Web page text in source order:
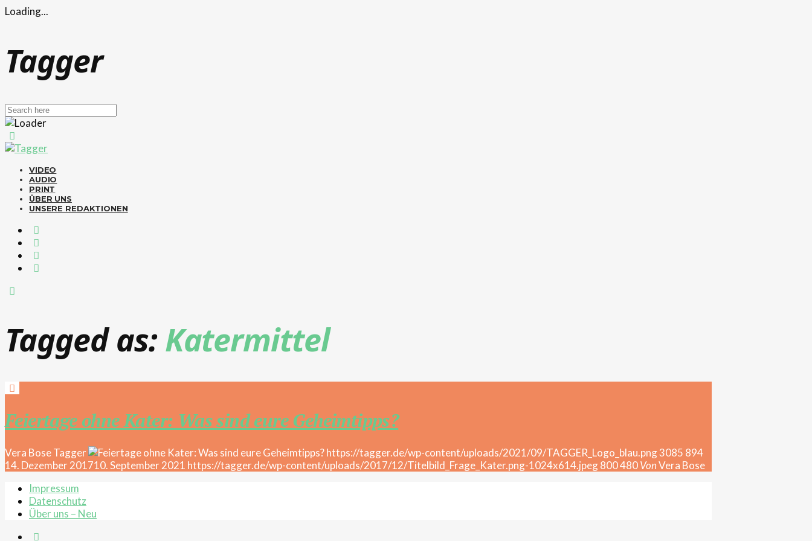
Loading...
Tagger
VIDEO
AUDIO
PRINT
ÜBER UNS
UNSERE REDAKTIONEN
Tagged as:Katermittel
Feiertage ohne Kater: Was sind eure Geheimtipps?
Vera BoseTagger https://tagger.de/wp-content/uploads/2021/09/TAGGER_Logo_blau.png3085 894
14. Dezember 201710. September 2021 https://tagger.de/wp-content/uploads/2017/12/Titelbild_Frage_Kater.png-1024x614.jpeg800480VonVera Bose
Impressum
Datenschutz
Über uns – Neu